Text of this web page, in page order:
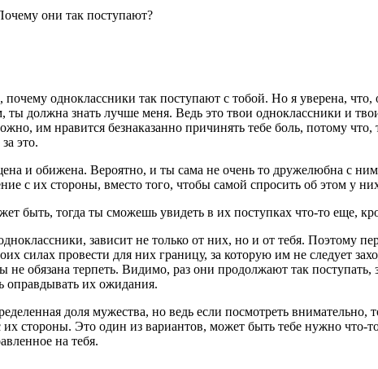
они так поступают?
одноклассники так поступают с тобой. Но я уверена,
ты должна знать лучше меня. Ведь это твои одноклассники и
им нравится безнаказанно причинять тебе боль, потому
это.
и обижена. Вероятно, и ты сама не очень то дружелюбна с
с их стороны, вместо того, чтобы самой спросить об этом у
быть, тогда ты сможешь увидеть в их поступках что-то еще,
зависит не только от них, но и от тебя. Поэтому
провести для них границу, за которую им не следует
не обязана терпеть. Видимо, раз они продолжают так
оправдывать их ожидания.
доля мужества, но ведь если посмотреть внимательно,
стороны. Это один из вариантов, может быть тебе нужно
на тебя.